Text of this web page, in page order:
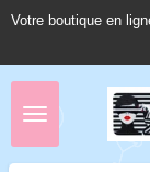
Passer
Votre boutique en